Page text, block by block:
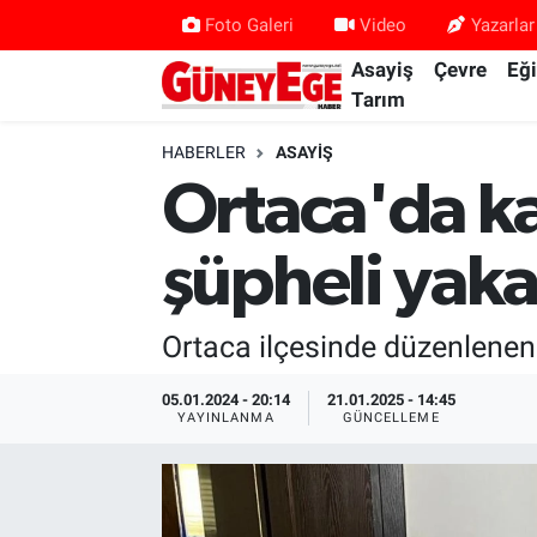
Foto Galeri Video Yazarlar
Asayiş Çevre
Tarım
HABERLER ASAYIŞ
Ortaca'da
şüpheli
Ortaca ilçesinde
05.01.2024 - 20:14
YAYINLANMA
21.01.2025 - 14:45
GÜNCELLEME
Kültür Sanat
İstanbul Hava Durumu
İstanbul Trafik Yoğunluk Haritası
Süper Lig Puan Durumu ve Fikstür
Tüm Manşetler
Son Dakika Haberleri
Haber Arşivi